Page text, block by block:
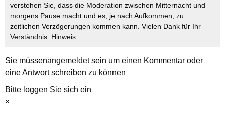
verstehen Sie, dass die Moderation zwischen Mitternacht und
morgens Pause macht und es, je nach Aufkommen, zu
zeitlichen Verzögerungen kommen kann. Vielen Dank für Ihr
Verständnis. Hinweis
Sie müssenangemeldetsein um einen Kommentar oder
eine Antwort schreiben zu können
Bitte loggen Sie sich ein
×